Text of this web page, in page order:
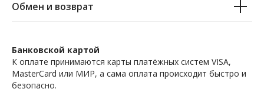
Обмен и возврат
Банковской картой
К оплате принимаются карты платёжных систем VISA,
MasterCard или МИР, а сама оплата происходит быстро и
безопасно.